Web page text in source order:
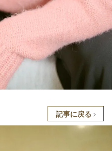
記事に戻る